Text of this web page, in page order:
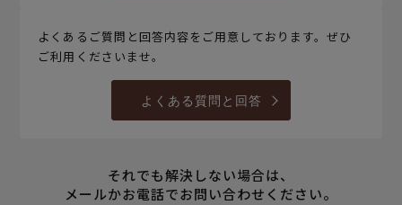
よくあるご質問と回答内容をご用意しております。ぜひ
ご利用くださいませ。
よくある質問と回答
それでも解決しない場合は、
メールかお電話でお問い合わせください。